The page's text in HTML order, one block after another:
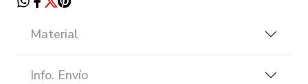
Material
Info. Envío